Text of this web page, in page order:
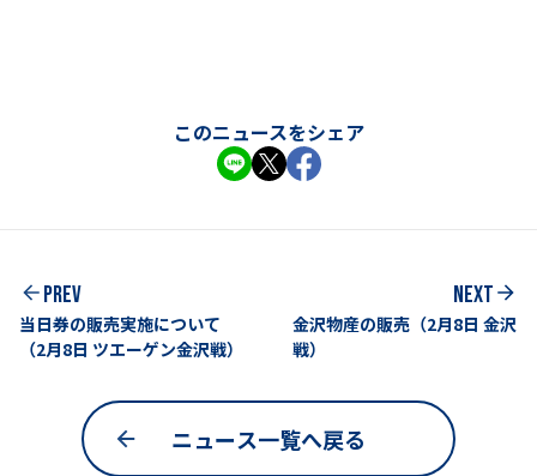
このニュースをシェア
PREV
当日券の販売実施について
（2月8日 ツエーゲン金沢戦）
NEXT
金沢物産の販売（2月8日 金沢
戦）
ニュース一覧へ戻る